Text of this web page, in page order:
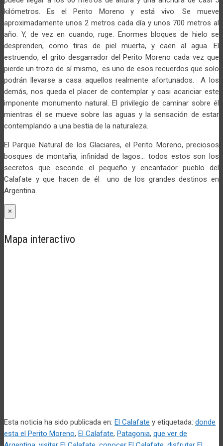
kilómetros. Es el Perito Moreno y está vivo. Se mueve
aproximadamente unos 2 metros cada día y unos 700 metros al
año. Y, de vez en cuando, ruge. Enormes bloques de hielo se
desprenden, como tiras de piel muerta, y caen al agua. El
estruendo, el grito desgarrador del Perito Moreno cada vez que
pierde un trozo de sí mismo, es uno de esos recuerdos que solo
podrán llevarse a casa aquellos realmente afortunados. A los
demás, nos queda el placer de contemplar y casi acariciar este
imponente monumento natural. El privilegio de caminar sobre él
mientras él se mueve sobre las aguas y la sensación de estar
contemplando a una bestia de la naturaleza.
El Parque Natural de los Glaciares, el Perito Moreno, preciosos
bosques de montaña, infinidad de lagos… todos estos son los
secretos que esconde el pequeño y encantador pueblo del
Calafate y que hacen de él uno de los grandes destinos en
Argentina.
×
Mapa interactivo
Esta noticia ha sido publicada en: El Calafate y etiquetada: donde
esta el Perito Moreno, El Calafate, Patagonia, que ver de